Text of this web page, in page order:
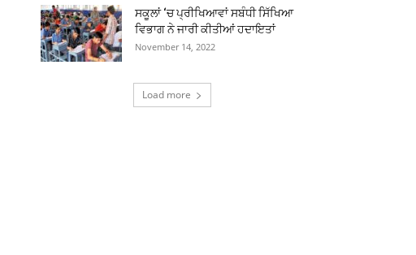
ਸਕੂਲਾਂ ‘ਚ ਪ੍ਰੀਖਿਆਵਾਂ ਸਬੰਧੀ ਸਿੱਖਿਆ
ਵਿਭਾਗ ਨੇ ਜਾਰੀ ਕੀਤੀਆਂ ਹਦਾਇਤਾਂ
November 14, 2022
Load more